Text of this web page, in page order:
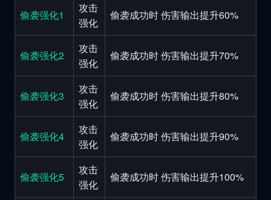
偷袭强化1
攻击
强化
偷袭成功时 伤害输出提升60%
偷袭强化2
攻击
强化
偷袭成功时 伤害输出提升70%
偷袭强化3
攻击
强化
偷袭成功时 伤害输出提升80%
偷袭强化4
攻击
强化
偷袭成功时 伤害输出提升90%
偷袭强化5
攻击
强化
偷袭成功时 伤害输出提升100%